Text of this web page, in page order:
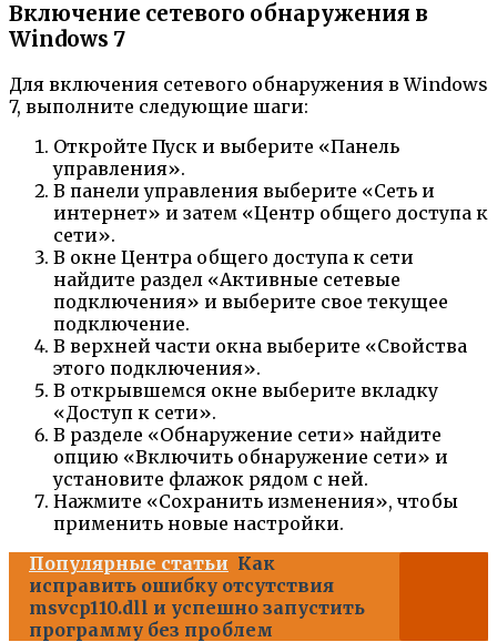
Включение сетевого обнаружения в
Windows 7
Для включения сетевого обнаружения в Windows
7, выполните следующие шаги:
Откройте Пуск и выберите «Панель
управления».
В панели управления выберите «Сеть и
интернет» и затем «Центр общего доступа к
сети».
В окне Центра общего доступа к сети
найдите раздел «Активные сетевые
подключения» и выберите свое текущее
подключение.
В верхней части окна выберите «Свойства
этого подключения».
В открывшемся окне выберите вкладку
«Доступ к сети».
В разделе «Обнаружение сети» найдите
опцию «Включить обнаружение сети» и
установите флажок рядом с ней.
Нажмите «Сохранить изменения», чтобы
применить новые настройки.
Популярные статьи Как
исправить ошибку отсутствия
msvcp110.dll и успешно запустить
программу без проблем